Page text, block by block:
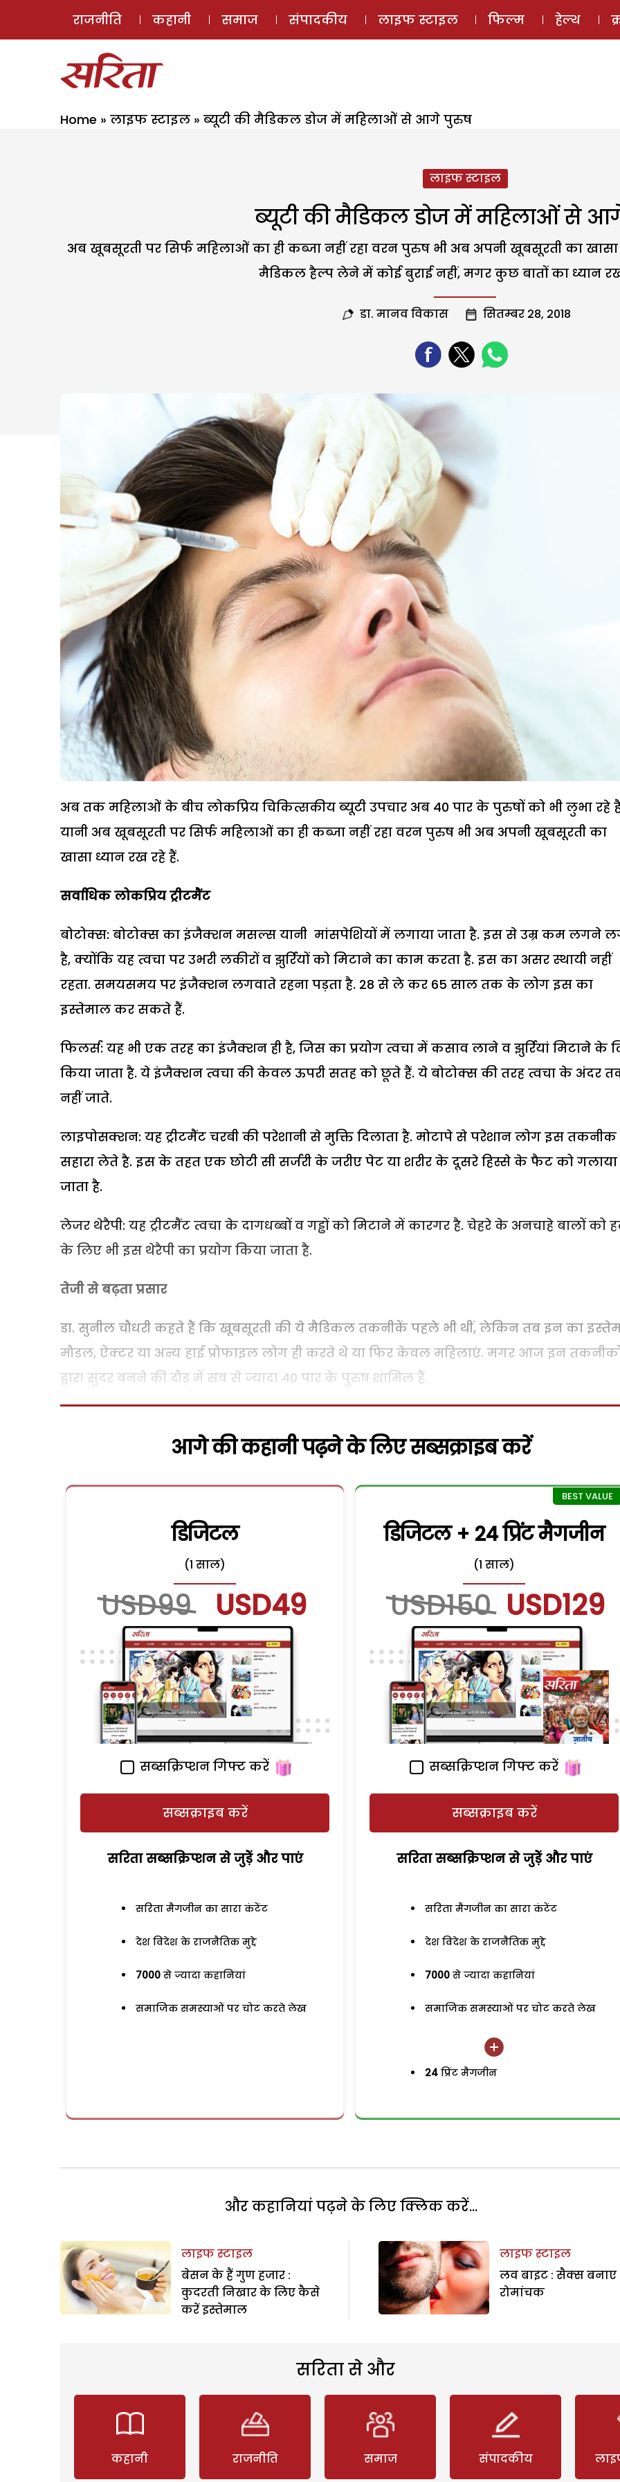
ई-मैगज़ीन
राजनीति कहानी समाज संपादकीय लाइफ स्टाइल फिल्म हेल्थ
Home » लाइफ स्टाइल » ब्यूटी की मैडिकल डोज में महिलाओं से आगे पुरुष
लाइफ स्टाइल
ब्यूटी की मैडिकल डोज में महिलाओं से
अब खूबसूरती पर सिर्फ महिलाओं का ही कब्जा नहीं रहा वरन पुरुष भी अब अपनी खूबसूरती का
मैडिकल हैल्प लेने में कोई बुराई नहीं, मगर कुछ बातों का ध्यान
डा. मानव विकास सितम्बर 28, 2018
अब तक महिलाओं के बीच लोकप्रिय चिकित्सकीय ब्यूटी उपचार अब 40 पार के पुरुषों को भी लुभा रहे
यानी अब खूबसूरती पर सिर्फ महिलाओं का ही कब्जा नहीं रहा वरन पुरुष भी अब अपनी खूबसूरती का
खासा ध्यान रख रहे हैं.
सर्वाधिक लोकप्रिय ट्रीटमैंट
बोटोक्स: बोटोक्स का इंजैक्शन मसल्स यानी मांसपेशियों में लगाया जाता है. इस से उम्र कम लगने
है, क्योंकि यह त्वचा पर उभरी लकीरों व झुर्रियों को मिटाने का काम करता है. इस का असर स्थायी नहीं
रहता. समयसमय पर इंजैक्शन लगवाते रहना पड़ता है. 28 से ले कर 65 साल तक के लोग इस का
इस्तेमाल कर सकते हैं.
फिलर्स: यह भी एक तरह का इंजैक्शन ही है, जिस का प्रयोग त्वचा में कसाव लाने व झुर्रियां मिटाने के
किया जाता है. ये इंजैक्शन त्वचा की केवल ऊपरी सतह को छूते हैं. ये बोटोक्स की तरह त्वचा के अंदर
नहीं जाते.
लाइपोसक्शन: यह ट्रीटमैंट चरबी की परेशानी से मुक्ति दिलाता है. मोटापे से परेशान लोग इस
सहारा लेते है. इस के तहत एक छोटी सी सर्जरी के जरीए पेट या शरीर के दूसरे हिस्से के फैट को गलाया
जाता है.
लेजर थेरैपी: यह ट्रीटमैंट त्वचा के दागधब्बों व गड्ढों को मिटाने में कारगर है. चेहरे के अनचाहे बालों को
के लिए भी इस थेरैपी का प्रयोग किया जाता है.
तेजी से बढ़ता प्रसार
डा. सुनील चौधरी कहते हैं कि खूबसूरती की ये मैडिकल तकनीकें पहले भी थीं, लेकिन तब इन का
मौडल, ऐक्टर या अन्य हाई प्रोफाइल लोग ही करते थे या फिर केवल महिलाएं. मगर आज इन
द्वारा सुंदर बनने की दौड़ में सब से ज्यादा 40 पार के पुरुष शामिल हैं.
आगे की कहानी पढ़ने के लिए सब्सक्राइब करें
डिजिटल
(1 साल)
USD99 USD49
सब्सक्रिप्शन गिफ्ट करें
सब्सक्राइब करें
सरिता सब्सक्रिप्शन से जुड़ेें और पाएं
सरिता मैगजीन का सारा कंटेंट
देश विदेश के राजनैतिक मुद्दे
7000 से ज्यादा कहानियां
समाजिक समस्याओं पर चोट करते लेख
डिजिटल + 24 प्रिंट मैगजीन
(1 साल)
USD150 USD129
सब्सक्रिप्शन गिफ्ट करें
सब्सक्राइब करें
सरिता सब्सक्रिप्शन से जुड़ेें और पाएं
सरिता मैगजीन का सारा कंटेंट
देश विदेश के राजनैतिक मुद्दे
7000 से ज्यादा कहानियां
समाजिक समस्याओं पर चोट करते लेख
24 प्रिंट मैगजीन
और कहानियां पढ़ने के लिए क्लिक करें...
लाइफ स्टाइल
बेसन के हैं गुण हजार :
कुदरती निखार के लिए कैसे
करें इस्तेमाल
लाइफ स्टाइल
लव बाइट : सैक्स बनाए
रोमांचक
सरिता से और
कहानी राजनीति समाज संपादकीय